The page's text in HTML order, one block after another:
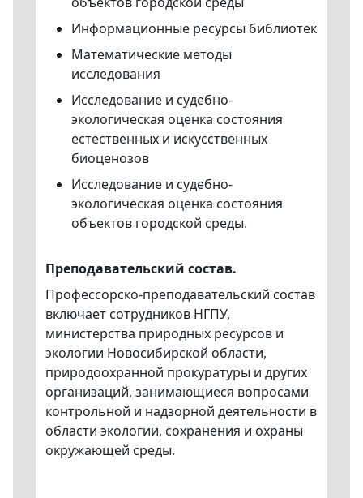
Информационные ресурсы библиотек
Математические методы
исследования
Исследование и судебно-
экологическая оценка состояния
естественных и искусственных
биоценозов
Исследование и судебно-
экологическая оценка состояния
объектов городской среды.
Преподавательский состав.
Профессорско-преподавательский состав
включает сотрудников НГПУ,
министерства природных ресурсов и
экологии Новосибирской области,
природоохранной прокуратуры и других
организаций, занимающиеся вопросами
контрольной и надзорной деятельности в
области экологии, сохранения и охраны
окружающей среды.